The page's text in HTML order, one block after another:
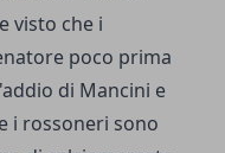
visto che i
poco prima
di Mancini e
i rossoneri sono